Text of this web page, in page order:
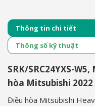
Thông tin chi tiết
Thông số kỹ thuật
SRK/SRC24YXS-
hòa Mitsubishi 2022
Điều hòa Mitsubishi